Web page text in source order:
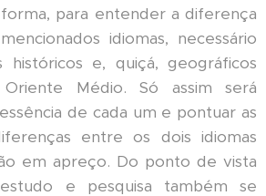
para entender a diferença
idiomas, necessário
históricos e, quiçá, geográficos
Oriente Médio. Só assim será
de cada um e pontuar as
entre os dois idiomas
em apreço. Do ponto de vista
e pesquisa também se